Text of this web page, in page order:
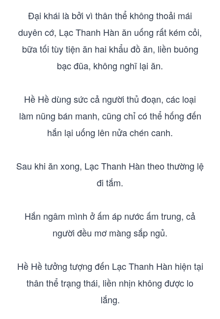
Đại khái là bởi vì thân thể không thoải mái
duyên cớ, Lạc Thanh Hàn ăn uống rất kém cỏi,
bữa tối tùy tiện ăn hai khẩu đồ ăn, liền buông
bạc đũa, không nghĩ lại ăn.
Hề Hề dùng sức cả người thủ đoạn, các loại
làm nũng bán manh, cũng chỉ có thể hống đến
hắn lại uống lên nửa chén canh.
Sau khi ăn xong, Lạc Thanh Hàn theo thường lệ
đi tắm.
Hắn ngâm mình ở ấm áp nước ấm trung, cả
người đều mơ màng sắp ngủ.
Hề Hề tưởng tượng đến Lạc Thanh Hàn hiện tại
thân thể trạng thái, liền nhịn không được lo
lắng.